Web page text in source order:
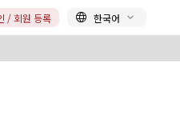
/ 회원 등록 한국어